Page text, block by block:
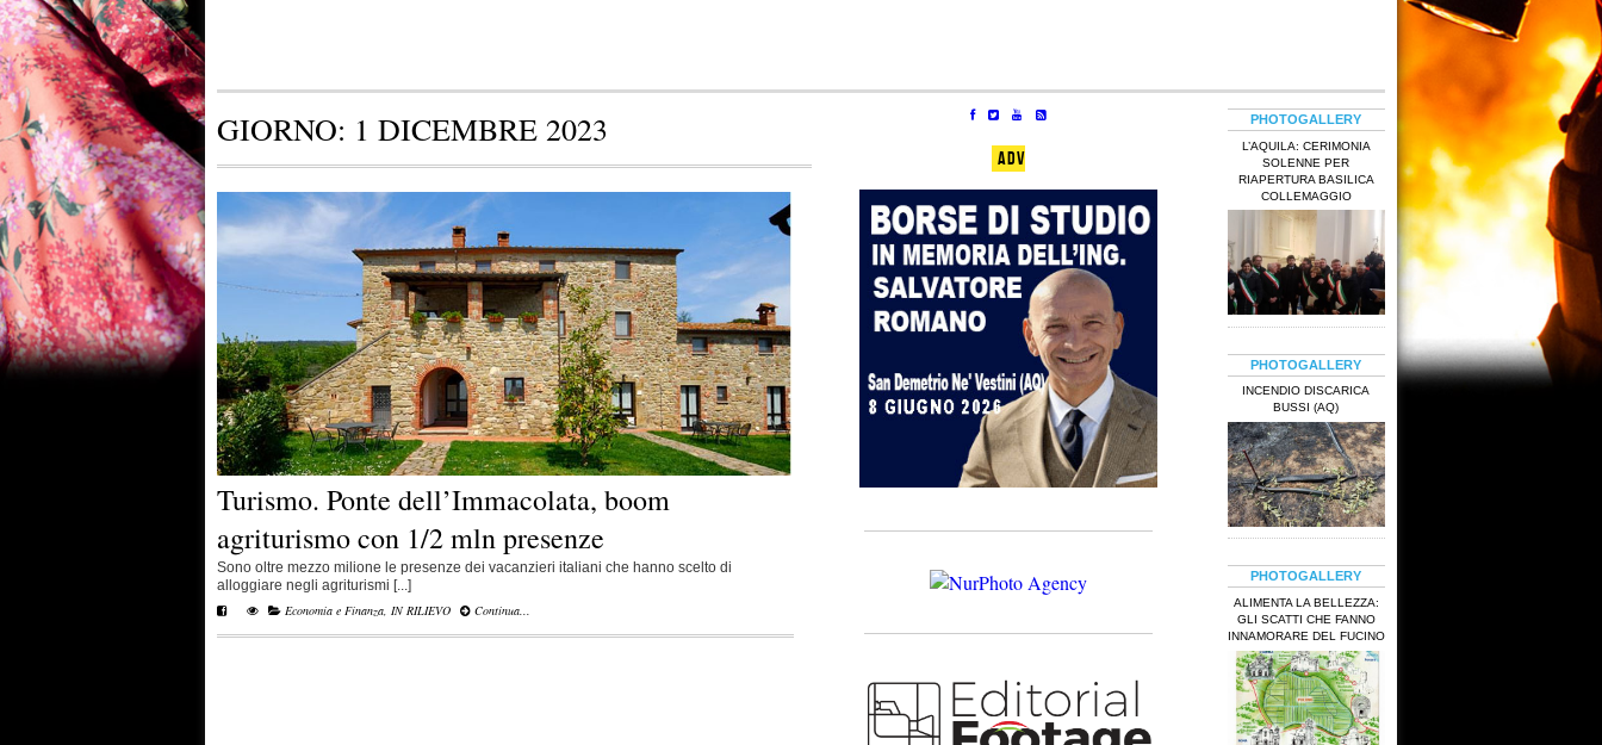
GIORNO: 1 DICEMBRE 2023
Turismo. Ponte dell’Immacolata, boom
agriturismo con 1/2 mln presenze
Sono oltre mezzo milione le presenze dei vacanzieri italiani che hanno scelto di
alloggiare negli agriturismi [...]
Economia e Finanza, IN RILIEVO Continua...
ADV
PHOTOGALLERY
L’AQUILA: CERIMONIA
SOLENNE PER
RIAPERTURA BASILICA
COLLEMAGGIO
PHOTOGALLERY
INCENDIO DISCARICA
BUSSI (AQ)
PHOTOGALLERY
ALIMENTA LA BELLEZZA:
GLI SCATTI CHE FANNO
INNAMORARE DEL FUCINO